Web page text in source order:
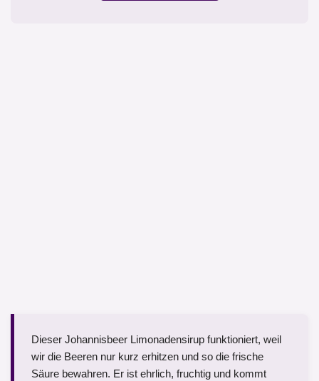
Dieser Johannisbeer Limonadensirup funktioniert, weil
wir die Beeren nur kurz erhitzen und so die frische
Säure bewahren. Er ist ehrlich, fruchtig und kommt